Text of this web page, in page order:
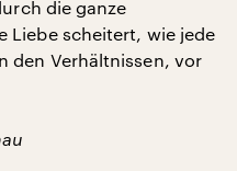
die ganze
Liebe scheitert, wie jede
den Verhältnissen, vor